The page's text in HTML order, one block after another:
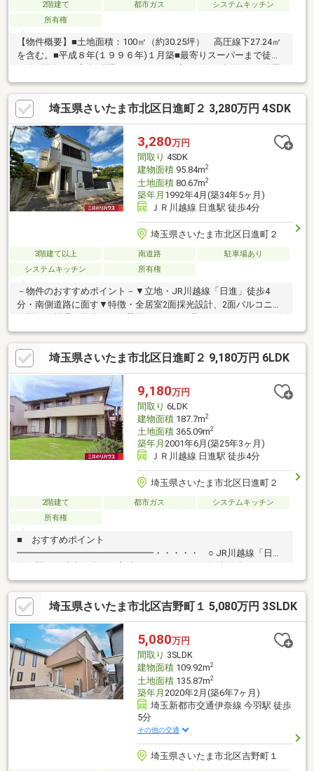
2階建て 都市ガス
システムキッチン
所有権
【物件概要】■土地面積：100㎡（約30.25坪） 高圧線下27.24㎡
を含む。■平成８年(１９９６年)１月築■最寄りスーパーまで徒歩
線路の設置及びその保守のための土地立入２ 送電線路の最下垂
時における電線から３.６ｍの範囲内における建造物の築造禁止
３ 爆発性、引火性を有する危険物の製造、取扱及び貯蔵の禁止
４ 送電線路の支障となる工作物の設置、竹木の植栽その他送電
線路に支障となる一切の行為の禁止
埼玉県さいたま市北区日進町２ 3,280万円 4SDK
3,280万円
間取り 4SDK
建物面積95.84m2
土地面積80.67m2
築年月 1992年4月(築34年5ヶ月)
ＪＲ川越線 日進駅 徒歩4分
埼玉県さいたま市北区日進町２
3階建て以上 南道路
駐車場あり
システムキッチン
所有権
－物件のおすすめポイント－▼立地・JR川越線「日進」徒歩4
分・南側道路に面す▼特徴・全居室2面採光設計、2面バルコニー
る和室2間有・窓付のサービススペースがあり、多用途に利用可・
洋室約7.5帖・各和室に収納を確保・駐車場1台分有(車種による)▼
周辺環境・イスタ!日進 徒歩6分(約450m)・さいたま市立日進北小
学校 徒歩8分(約580m)※前面道路幅員により容積率160%に制限さ
れます■ ご希望の住まい探しをお手伝いします ━━━━━・・・
物件の詳細・ご相談はお気軽にお問い合わせください。
埼玉県さいたま市北区日進町２ 9,180万円 6LDK
9,180万円
間取り 6LDK
建物面積187.7m2
土地面積365.09m2
築年月 2001年6月(築25年3ヶ月)
ＪＲ川越線 日進駅 徒歩4分
埼玉県さいたま市北区日進町２
2階建て 都市ガス
システムキッチン
所有権
■ おすすめポイント
━━━━━━━━━━━━━━━・・・・・ ○ JR川越線「日
米（約110.43坪） ○ 南東向きバルコニーにつき、陽当り良好 ○
お子様がのびのびと遊べる広い庭つき ○ リビングが見渡せる対
面式キッチン（1階） ○ 旭化成ホームズ（株）施工の注文住宅
○ 軽量鉄骨造 、二世帯住宅 ○ 収納スペース豊富（WIC2か所、納
戸2か所等） ○ 和室2か所・約3.3帖の書斎 ○ ゆとりのある前面
公道約6.0ｍ ○ 周辺施設充実 ・徒歩5分圏内（スーパー、コン
ビニ、ドラッグストア、郵便局、病院）
埼玉県さいたま市北区吉野町１ 5,080万円 3SLDK
5,080万円
間取り 3SLDK
建物面積109.92m2
土地面積135.87m2
築年月 2020年2月(築6年7ヶ月)
埼玉新都市交通伊奈線 今羽駅 徒歩
5分
その他の交通
埼玉県さいたま市北区吉野町１